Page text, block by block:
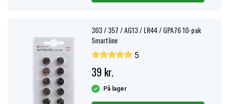
303 / 357 / AG13 / LR44 / GPA76 10-pak
Smartline
5
39 kr.
På lager